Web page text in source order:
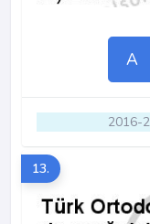
A
2016-
13.